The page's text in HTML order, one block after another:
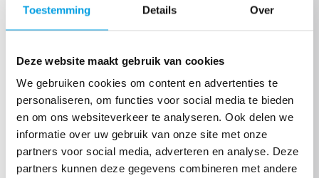
Toestemming Details Over
Deze website maakt gebruik van cookies
We gebruiken cookies om content en advertenties te
personaliseren, om functies voor social media te bieden
en om ons websiteverkeer te analyseren. Ook delen we
informatie over uw gebruik van onze site met onze
partners voor social media, adverteren en analyse. Deze
partners kunnen deze gegevens combineren met andere